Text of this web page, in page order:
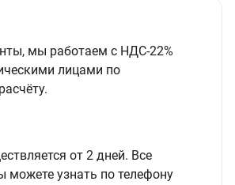
мы работаем с НДС-22%
лицами по
от 2 дней. Все
можете узнать по телефону